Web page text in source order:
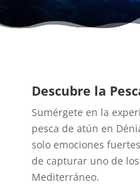
Descubre la
Sumérgete en la
pesca de atún en
solo emociones
de capturar uno de
Mediterráneo.